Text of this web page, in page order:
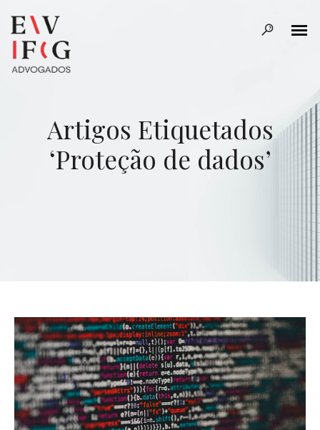
Artigos Etiquetados
‘Proteção de dados’